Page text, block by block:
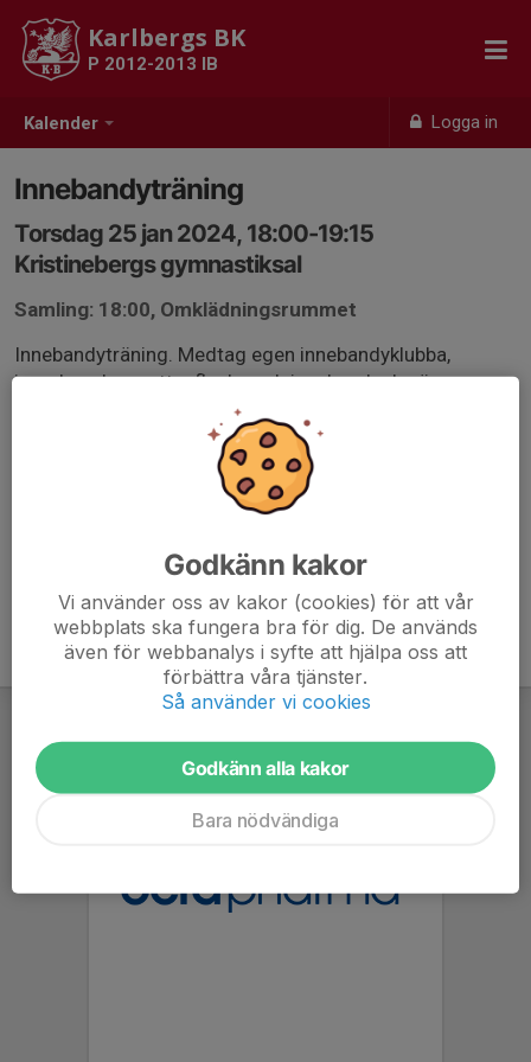
Kalender Logga in
Karlbergs BK
P 2012-2013 IB
Innebandyträning
Torsdag 25 jan 2024, 18:00-19:15
Kristinebergs gymnastiksal
Samling: 18:00, Omklädningsrummet
Innebandyträning. Medtag egen innebandyklubba,
inomhusskor, vattenflaska och innebandyglasögon.
Godkänn kakor
Vi använder oss av kakor (cookies) för att vår
webbplats ska fungera bra för dig. De används
även för webbanalys i syfte att hjälpa oss att
förbättra våra tjänster.
Så använder vi cookies
Godkänn alla kakor
Bara nödvändiga